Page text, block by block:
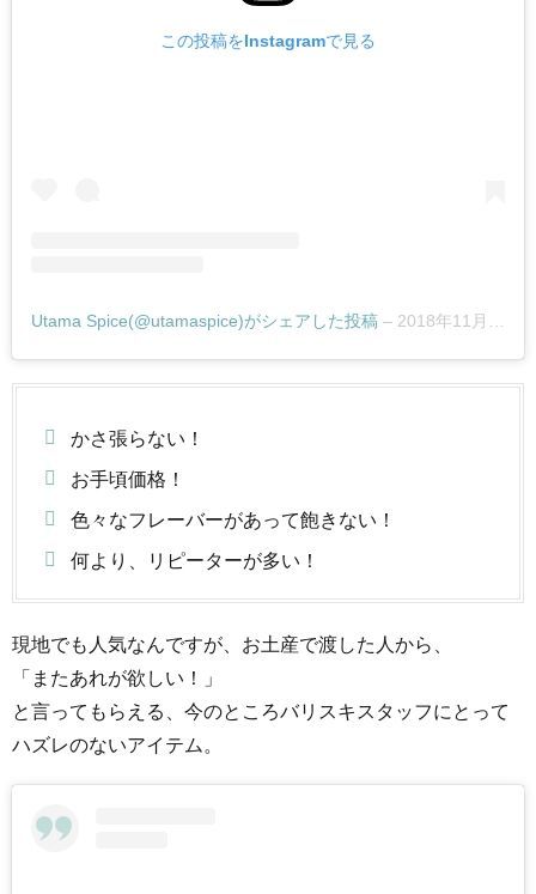
この投稿をInstagramで見る
Utama Spice(@utamaspice)がシェアした投稿 – 2018年11月月28日午前1時57分PST
かさ張らない！
お手頃価格！
色々なフレーバーがあって飽きない！
何より、リピーターが多い！
現地でも人気なんですが、お土産で渡した人から、
「またあれが欲しい！」
と言ってもらえる、今のところバリスキスタッフにとって
ハズレのないアイテム。